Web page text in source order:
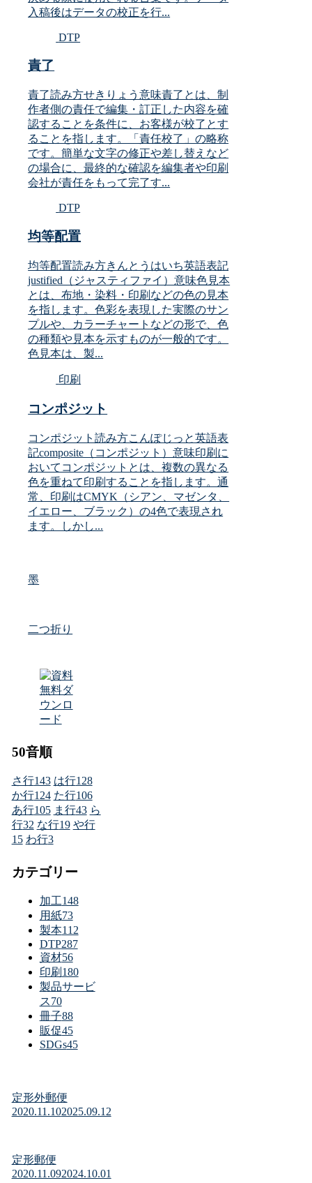
入稿後はデータの校正を行...
DTP
責了
責了読み方せきりょう意味責了とは、制
作者側の責任で編集・訂正した内容を確
認することを条件に、お客様が校了とす
ることを指します。「責任校了」の略称
です。簡単な文字の修正や差し替えなど
の場合に、最終的な確認を編集者や印刷
会社が責任をもって完了す...
DTP
均等配置
均等配置読み方きんとうはいち英語表記
justified（ジャスティファイ）意味色見本
とは、布地・染料・印刷などの色の見本
を指します。色彩を表現した実際のサン
プルや、カラーチャートなどの形で、色
の種類や見本を示すものが一般的です。
色見本は、製...
印刷
コンポジット
コンポジット読み方こんぽじっと英語表
記composite（コンポジット）意味印刷に
おいてコンポジットとは、複数の異なる
色を重ねて印刷することを指します。通
常、印刷はCMYK（シアン、マゼンタ、
イエロー、ブラック）の4色で表現され
ます。しかし...
墨
二つ折り
50音順
さ行143 は行128
か行124 た行106
あ行105 ま行43 ら
行32 な行19 や行
15 わ行3
カテゴリー
加工148
用紙73
製本112
DTP287
資材56
印刷 180
製品サービ
ス70
冊子88
販促45
SDGs45
定形外郵便
2020.11.102025.09.12
定形郵便
2020.11.092024.10.01